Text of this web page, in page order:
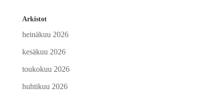
Arkistot
heinäkuu 2026
kesäkuu 2026
toukokuu 2026
huhtikuu 2026